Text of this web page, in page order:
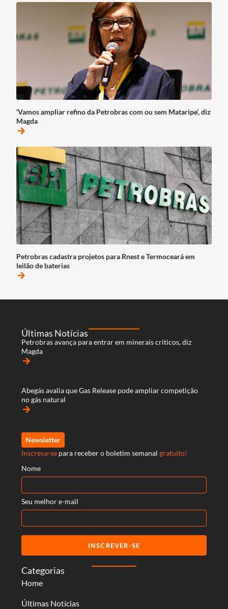
‘Vamos ampliar refino da Petrobras com ou sem Mataripe’, diz
Magda
arrow_forward
Petrobras cadastra projetos para Rnest e Termoceará em
leilão de baterias
arrow_forward
Categorias
Home
Últimas Notícias
Últimas Notícias
Petrobras avança para entrar em minerais críticos, diz
Magda
arrow_forward
Abegás avalia que Gas Release pode ampliar competição
no gás natural
arrow_forward
Newsletter
Inscreva-se para receber o boletim semanal gratuito!
Nome
Seu melhor e-mail
INSCREVER-SE